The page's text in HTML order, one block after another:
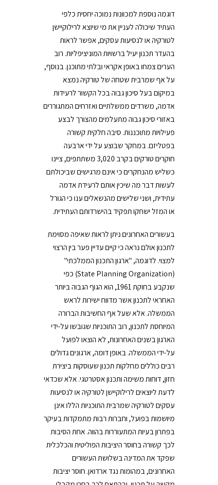
דוגמה נוספת למכוונות נמוכה יחסית כלפי
העתיד שיכולה לעניין את מי שיוצא לרילוקיישן
לטורקיה או לנסיעות עסקים, אפשר לראות
בהעדר תכנון יעיל ברשויות המוניציפליות. רוב
הערים צמחו באופן אקראי ובלתי מתוכנן. בנוסף,
על אף שמרבית שטחה של טורקיה נמצא
במיקום בעל סיכון גבוה בכל הקשור לרעידות
אדמה, משרדים ממשלתיים ואזרחים המתגוררים
באזורי סיכון גבוה מתעלמים מהצורך לבצע
פעילויות מתוכננות. סיבה חלקית קשורה
בפטליזם. במחקר שבוצע על ידי ארבעה
חוקרים טורקים בקרב 3,020 משתתפים, ציינו
כשליש מהנחקרים כי אינם מרגישים שביכולתם
לעשות דבר מה שיכין אותם לרעידת אדמה
עתידית, ושני שלישים מהנשאלים ענו כי הגורל
או המזל ישחקו תפקיד בהישרדותם העתידית.
בעשורים האחרונים ניתן לראות שאיפה מסוימת
לתכנון אולם נראה כי קיים עדיין פער בין הרצוי
למצוי. לדוגמה, "ארגון התכנון הממלכתי"
(State Planning Organization) כפי
שנקבע בחוקת 1961, הוא הגוף הגבוה ביותר
האחראי לתכנון אשר מדווח ישירות לראש
הממשלה. אלא שעל אף החשיבות הברורה
המיוחסת לתכנון, רוב התוכניות שגובשו על-ידי
הארגון בשנים האחרונות, לא הוצאו לפועל
על-ידי הממשלה. באופן דומה, ארגונים גדולים
רבים כוללים מחלקות תכנון שעוסקות ביצירת
חזון, דוחות משימה ותכנון אסטרטגי. אלא שכדאי
לדעת ליוצאים לרילוקיישן לטורקיה או לנסיעות
עסקים לטורקיה שמרבית התוכניות הללו אינן
מיושמות בפועל, וחברות רבות מתמקדות בעיקר
בפתרון בעיות המתעוררות בהווה. אחת הסיבות
לכך קשורה בחוסר היציבות הפוליטית והכלכלית
שפקד את המדינה בשלושת העשורים
האחרונים, במהומות נגד ארדואן. חוסר יציבות